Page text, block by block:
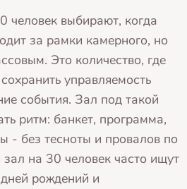
человек выбирают, когда
за рамки камерного, но
Это количество, где
управляемость
события. Зал под такой
ритм: банкет, программа,
- без тесноты и провалов по
на 30 человек часто ищут
рождений и